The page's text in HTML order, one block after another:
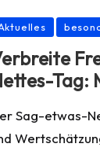
Tag:
Sag-etwas-